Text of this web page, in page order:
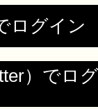
ログイン
）でロ